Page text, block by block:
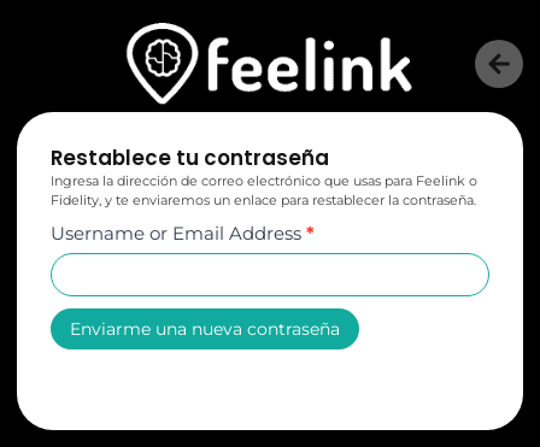
Restablece tu contraseña
Ingresa la dirección de correo electrónico que usas para Feelink o
Fidelity, y te enviaremos un enlace para restablecer la contraseña.
Username or Email Address *